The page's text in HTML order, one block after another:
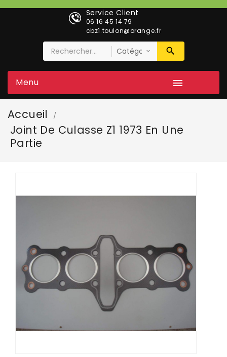
Service Client
06 16 45 14 79
cbz1.toulon@orange.fr

Menu
Accueil
Joint De Culasse Z1 1973 En Une
Partie